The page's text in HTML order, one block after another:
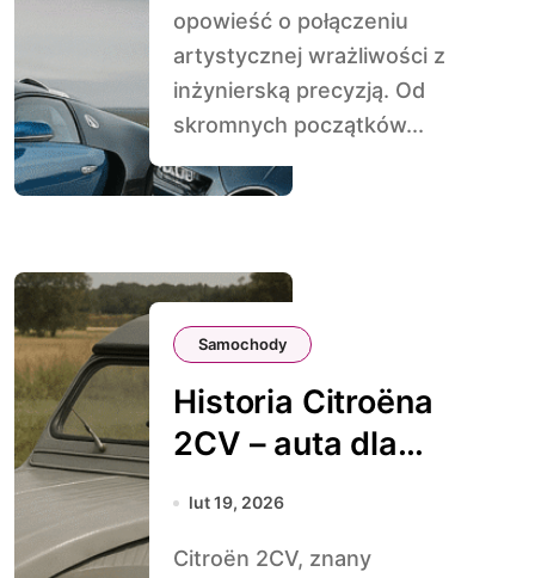
opowieść o połączeniu
artystycznej wrażliwości z
inżynierską precyzją. Od
skromnych początków...
Samochody
Historia Citroëna
2CV – auta dla
każdego
lut 19, 2026
Citroën 2CV, znany